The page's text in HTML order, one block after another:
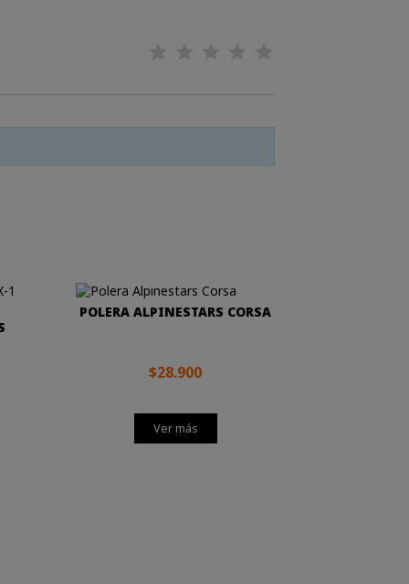
POLERA ALPINESTARS CORSA
$28.900
Ver más